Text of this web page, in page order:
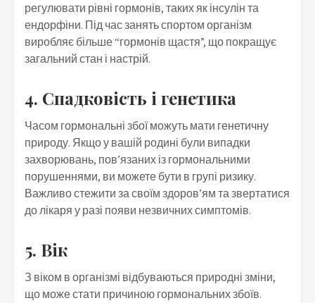
регулювати рівні гормонів, таких як інсулін та
ендорфіни. Під час занять спортом організм
виробляє більше “гормонів щастя”, що покращує
загальний стан і настрій.
4. Спадковість і генетика
Часом гормональні збої можуть мати генетичну
природу. Якщо у вашій родині були випадки
захворювань, пов’язаних із гормональними
порушеннями, ви можете бути в групі ризику.
Важливо стежити за своїм здоров’ям та звертатися
до лікаря у разі появи незвичних симптомів.
5. Вік
З віком в організмі відбуваються природні зміни,
що може стати причиною гормональних збоїв.